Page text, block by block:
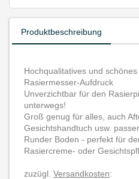
Produktbeschreibung
Hochqualitatives und
Rasiermesser-Aufdruck
Unverzichtbar für den
unterwegs!
Groß genug für alles, auch
Gesichtshandtuch usw.
Runder Boden - perfekt für
Rasiercreme- oder
zuzügl. Versandkosten: